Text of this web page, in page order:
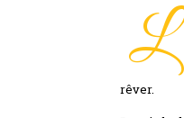
L
rêver.